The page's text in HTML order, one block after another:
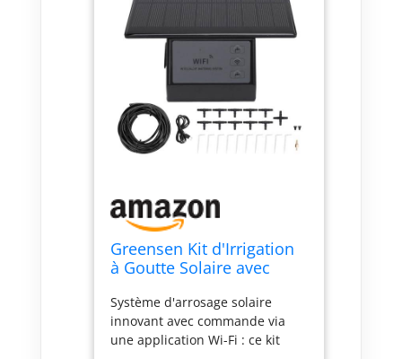
Greensen Kit d'Irrigation
à Goutte Solaire avec
Contrôle WiFi, Système
d'Arrosage Automatique
pour Balcons, Jardins,
Système d'arrosage solaire
innovant avec commande via
une application Wi-Fi : ce kit